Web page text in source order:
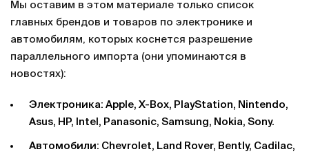
Мы оставим в этом материале только список
главных брендов и товаров по электронике и
автомобилям, которых коснется разрешение
параллельного импорта (они упоминаются в
новостях):
Электроника: Apple, X-Box, PlayStation, Nintendo,
Asus, HP, Intel, Panasonic, Samsung, Nokia, Sony.
Автомобили: Chevrolet, Land Rover, Bently, Cadilac,